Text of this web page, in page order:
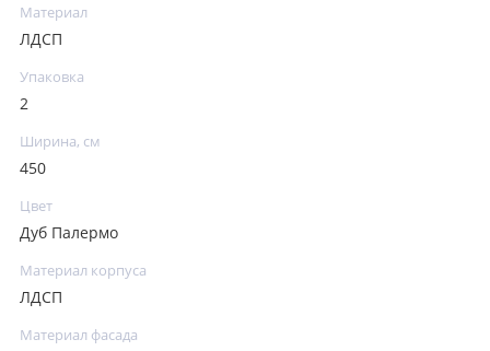
Материал
ЛДСП
Упаковка
2
Ширина, см
450
Цвет
Дуб Палермо
Материал корпуса
ЛДСП
Материал фасада